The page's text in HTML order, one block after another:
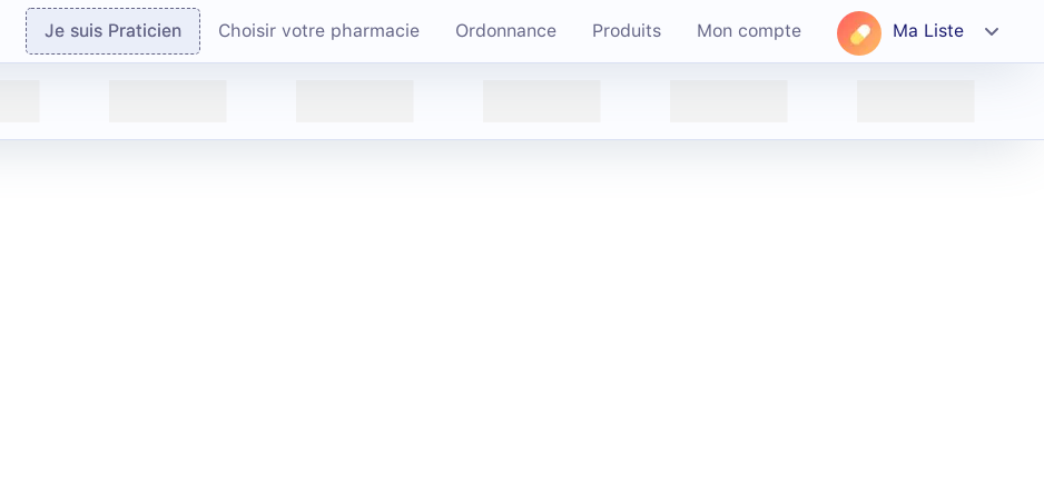
Je suis Praticien Choisir votre pharmacie Ordonnance Produits Mon compte Ma Liste